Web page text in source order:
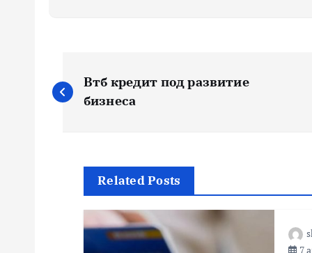
Н
а
Втб кредит под развитие
бизнеса
Related Posts
7